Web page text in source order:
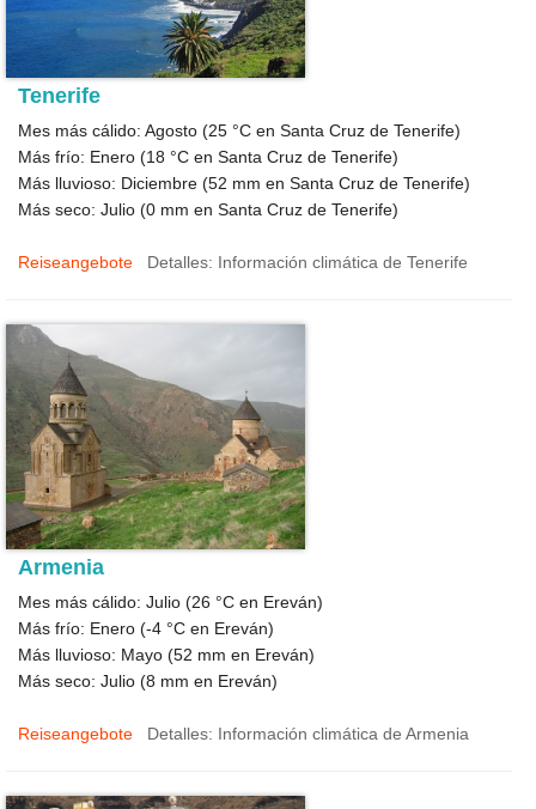
Tenerife
Mes más cálido: Agosto (25 °C en Santa Cruz de Tenerife)
Más frío: Enero (18 °C en Santa Cruz de Tenerife)
Más lluvioso: Diciembre (52 mm en Santa Cruz de Tenerife)
Más seco: Julio (0 mm en Santa Cruz de Tenerife)
Reiseangebote Detalles: Información climática de Tenerife
Armenia
Mes más cálido: Julio (26 °C en Ereván)
Más frío: Enero (-4 °C en Ereván)
Más lluvioso: Mayo (52 mm en Ereván)
Más seco: Julio (8 mm en Ereván)
Reiseangebote Detalles: Información climática de Armenia